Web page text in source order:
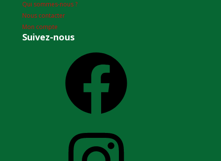
Qui sommes-nous ?
Nous contacter
Mon compte
Suivez-nous